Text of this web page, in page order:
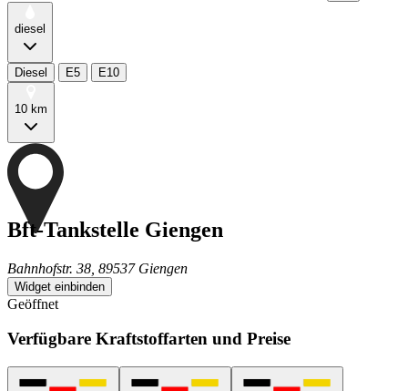
diesel
Diesel E5 E10
10 km
Bft-Tankstelle Giengen
Bahnhofstr. 38, 89537 Giengen
Widget einbinden
Geöffnet
Verfügbare Kraftstoffarten und Preise